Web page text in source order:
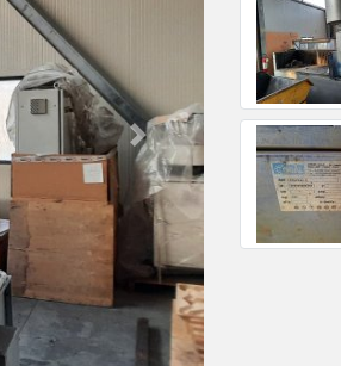
Next